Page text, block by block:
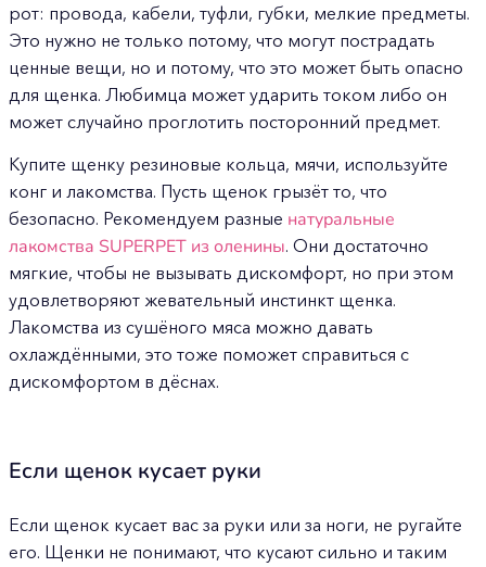
рот: провода, кабели, туфли, губки, мелкие предметы.
Это нужно не только потому, что могут пострадать
ценные вещи, но и потому, что это может быть опасно
для щенка. Любимца может ударить током либо он
может случайно проглотить посторонний предмет.
Купите щенку резиновые кольца, мячи, используйте
конг и лакомства. Пусть щенок грызёт то, что
безопасно. Рекомендуем разные натуральные
лакомства SUPERPET из оленины. Они достаточно
мягкие, чтобы не вызывать дискомфорт, но при этом
удовлетворяют жевательный инстинкт щенка.
Лакомства из сушёного мяса можно давать
охлаждёнными, это тоже поможет справиться с
дискомфортом в дёснах.
Если щенок кусает руки
Если щенок кусает вас за руки или за ноги, не ругайте
его. Щенки не понимают, что кусают сильно и таким